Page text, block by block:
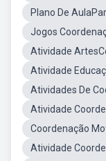
Plano De
Jogos
Atividade
Atividade
Atividades De
Atividade
Coordenação
Atividade